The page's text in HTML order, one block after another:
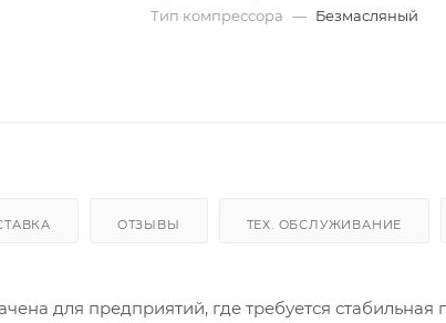
Тип компрессора — Безмасляный
ОТЗЫВЫ ТЕХ. ОБСЛУЖИВАНИЕ
для предприятий, где требуется стабильная